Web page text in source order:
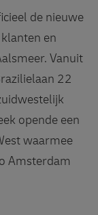
de nieuwe
en
Vanuit
22
opende een
waarmee
Amsterdam